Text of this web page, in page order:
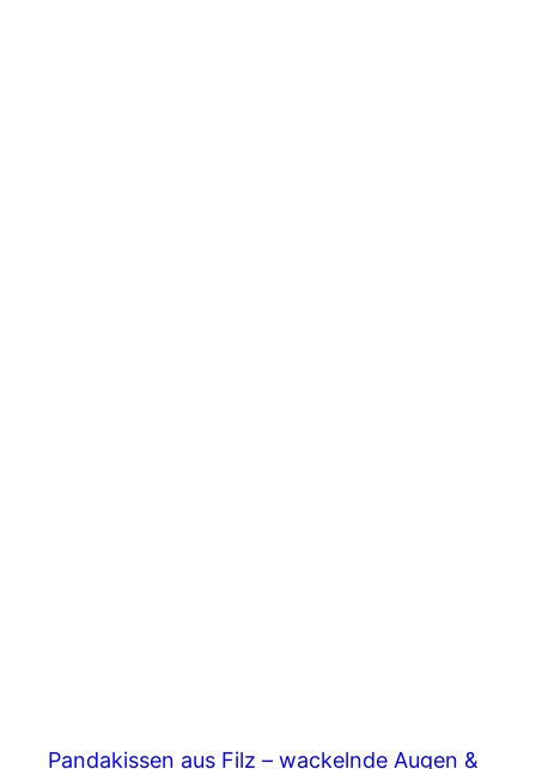
Pandakissen aus Filz – wackelnde Augen &